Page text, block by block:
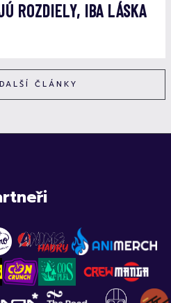
ROZDIELY, IBA LÁSKA
ČLÁNKY